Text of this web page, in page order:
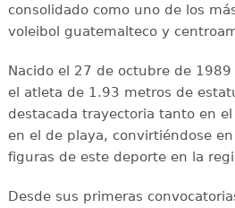
consolidado como uno de los
voleibol guatemalteco y
Nacido el 27 de octubre de
el atleta de 1.93 metros de
destacada trayectoria tanto en
en el de playa, convirtiéndose
figuras de este deporte en la
Desde sus primeras